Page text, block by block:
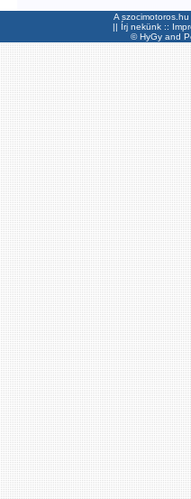
A
|| Írj nekünk ::
©HyGyand